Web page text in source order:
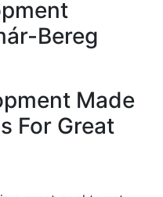
Bereg
Made
For Great